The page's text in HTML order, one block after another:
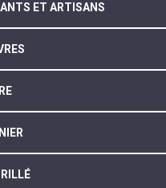
ET ARTISANS